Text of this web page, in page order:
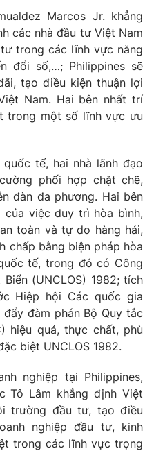
Việt Nam
điện tử số 483/GP-BTTTT
Hạnh, Phạm Quốc Thắng,
897 897
nếu không có sự chấp
VTV.vn khi phát hành lại
Marcos Jr. khẳng
các nhà đầu tư Việt Nam
trong các lĩnh vực năng
đổi số,…; Philippines sẽ
tạo điều kiện thuận lợi
Nam. Hai bên nhất trí
trong một số lĩnh vực ưu
tế, hai nhà lãnh đạo
phối hợp chặt chẽ,
đàn đa phương. Hai bên
của việc duy trì hòa bình,
toàn và tự do hàng hải,
chấp bằng biện pháp hòa
tế, trong đó có Công
(UNCLOS) 1982; tích
Hiệp hội Các quốc gia
đàm phán Bộ Quy tắc
hiệu quả, thực chất, phù
biệt UNCLOS 1982.
nghiệp tại Philippines,
Tô Lâm khẳng định Việt
trường đầu tư, tạo điều
nghiệp đầu tư, kinh
trong các lĩnh vực trọng